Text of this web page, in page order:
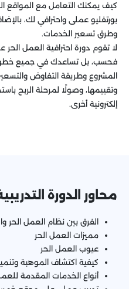
كيف يمكنك التعامل مع المواقع
بورتفليو عملى واحترافي لك،
وطرق تسعير الخدمات.
لا تقوم دورة احترافية العمل
فحسب، بل تساعدك في جميع
المشروع وطريقة التفاوض
إلكترونية أخرى.
محاور الدورة
الفرق بين نظام العمل الحر
مميزات العمل الحر
عيوب العمل الحر
كيفية اكتشاف الموهبة
أنواع الخدمات المقدمة